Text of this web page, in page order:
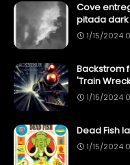
Cove
pitada dark
1/15/2024
Backstrom
'Train
1/15/2024
Dead Fish
1/15/2024